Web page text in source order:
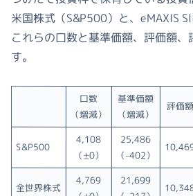
米国株式（S&P500）と、eMAXIS
これらの口数と基準価額、評価額
す。
口数
（増減）
基準価額
（増減）
評価額
S&P500
4,108
（±0）
25,486
（-402）
全世界株式
4,769 21,699